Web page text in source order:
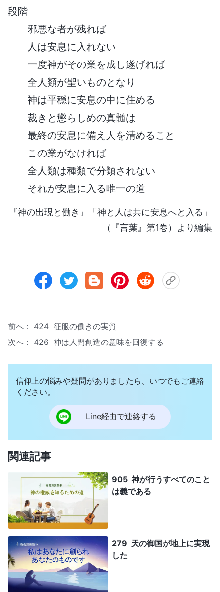
段階
邪悪な者が残れば
人は安息に入れない
一度神がその業を成し遂げれば
全人類が聖いものとなり
神は平穏に安息の中に住める
裁きと懲らしめの真髄は
最終の安息に備え人を清めること
この業がなければ
全人類は種類で分類されない
それが安息に入る唯一の道
『神の出現と働き』「神と人は共に安息へと入る」
（『言葉』第1巻）より編集
前へ： 424 征服の働きの実質
次へ： 426 神は人間創造の意味を回復する
信仰上の悩みや疑問がありましたら、いつでもご連絡
ください。
Line経由で連絡する
関連記事
905 神が行うすべてのこと
は義である
279 天の御国が地上に実現
した